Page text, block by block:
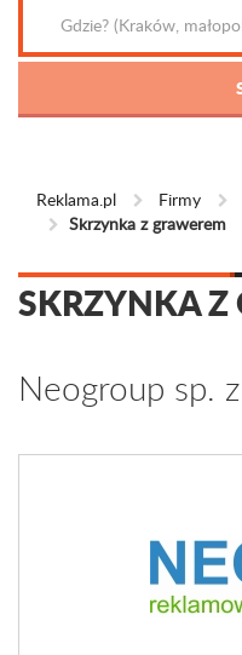
Reklama.pl Firmy
Skrzynka z grawerem
SKRZYNKA Z
Neogroup sp.